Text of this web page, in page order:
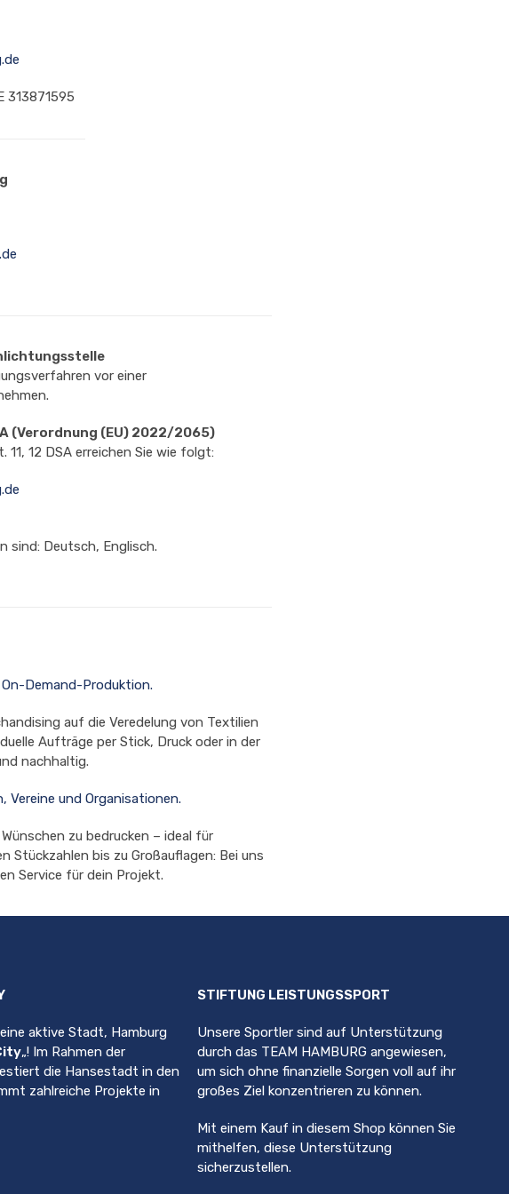
313871595
vor einer
(Verordnung (EU) 2022/2065)
12 DSA erreichen Sie wie folgt:
sind: Deutsch, Englisch.
Demand-Produktion.
auf die Veredelung von Textilien
Aufträge per Stick, Druck oder in der
nachhaltig.
Vereine und Organisationen.
zu bedrucken – ideal für
Stückzahlen bis zu Großauflagen: Bei uns
Service für dein Projekt.
aktive Stadt, Hamburg
„! Im Rahmen der
die Hansestadt in den
zahlreiche Projekte in
STIFTUNG LEISTUNGSSPORT
Unsere Sportler sind auf Unterstützung
durch das TEAM HAMBURG angewiesen,
um sich ohne finanzielle Sorgen voll auf ihr
großes Ziel konzentrieren zu können.
Mit einem Kauf in diesem Shop können Sie
mithelfen, diese Unterstützung
sicherzustellen.